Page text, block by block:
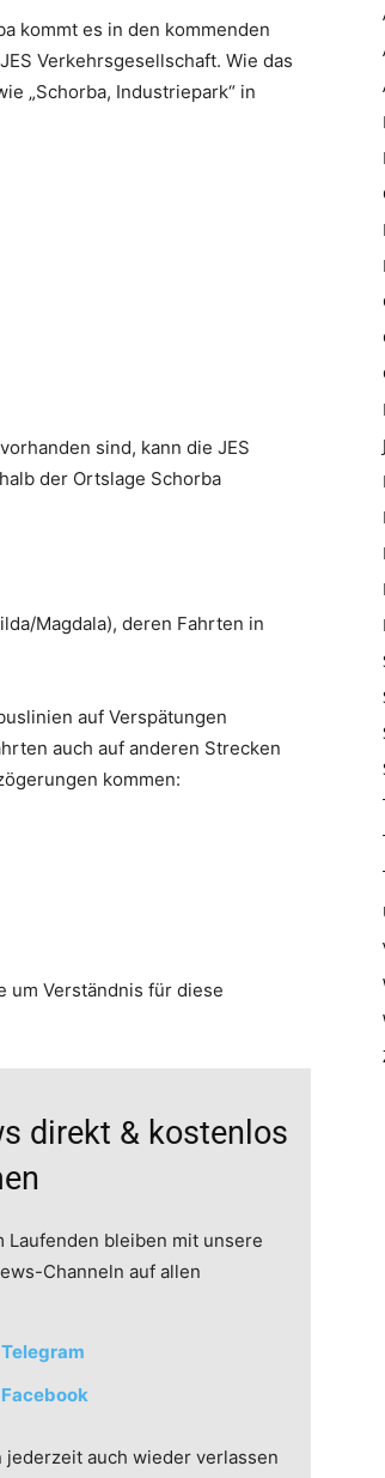
kommt es in den kommenden
Verkehrsgesellschaft. Wie das
„Schorba, Industriepark“ in
sind, kann die JES
der Ortslage Schorba
Magdala), deren Fahrten in
auf Verspätungen
auch auf anderen Strecken
kommen:
um Verständnis für diese
direkt & kostenlos
Laufenden bleiben mit unsere
Channeln auf allen
auch wieder verlassen